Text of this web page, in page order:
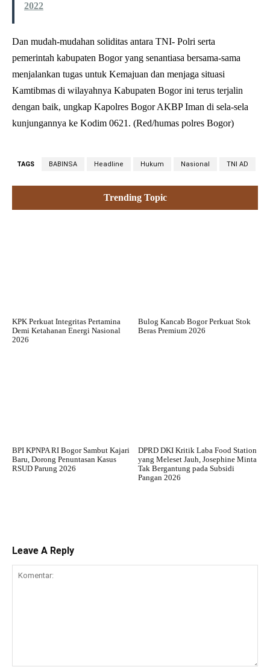
2022
Dan mudah-mudahan soliditas antara TNI- Polri serta
pemerintah kabupaten Bogor yang senantiasa bersama-sama
menjalankan tugas untuk Kemajuan dan menjaga situasi
Kamtibmas di wilayahnya Kabupaten Bogor ini terus terjalin
dengan baik, ungkap Kapolres Bogor AKBP Iman di sela-sela
kunjungannya ke Kodim 0621. (Red/humas polres Bogor)
TAGS BABINSA Headline Hukum Nasional TNI AD
Trending Topic
KPK Perkuat Integritas Pertamina
Demi Ketahanan Energi Nasional
2026
Bulog Kancab Bogor Perkuat Stok
Beras Premium 2026
BPI KPNPA RI Bogor Sambut Kajari
Baru, Dorong Penuntasan Kasus
RSUD Parung 2026
DPRD DKI Kritik Laba Food Station
yang Meleset Jauh, Josephine Minta
Tak Bergantung pada Subsidi
Pangan 2026
Leave A Reply